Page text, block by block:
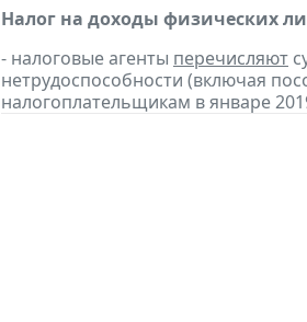
Налог на доходы физических
- налоговые агенты перечисляют
нетрудоспособности (включая
налогоплательщикам в январе